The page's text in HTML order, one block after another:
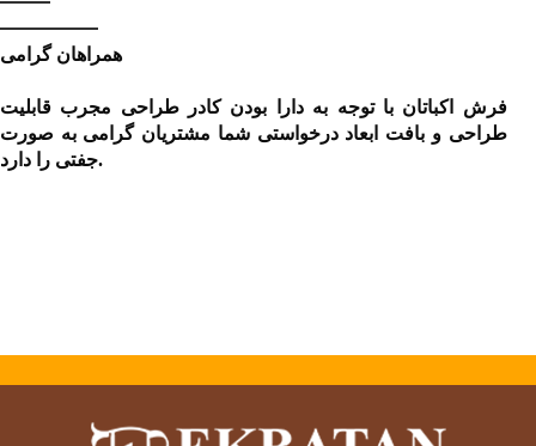
همراهان گرامی
فرش اکباتان با توجه به دارا بودن کادر طراحی مجرب قابلیت
طراحی و بافت ابعاد درخواستی شما مشتریان گرامی به صورت
جفتی را دارد.